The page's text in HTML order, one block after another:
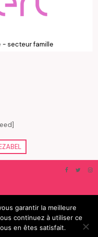
- secteur famille
fabriqué avec amour par
garantir la meilleure
continuez à utiliser ce
en êtes satisfait.